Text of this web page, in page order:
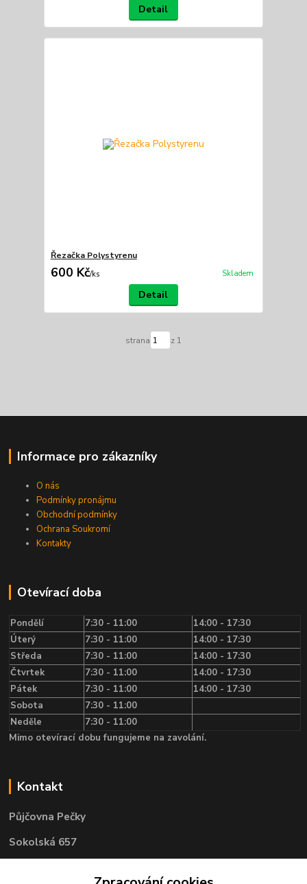
Detail
Řezačka Polystyrenu
600 Kč/ks Skladem
Detail
strana z 1
Informace pro zákazníky
O nás
Podmínky pronájmu
Obchodní podmínky
Ochrana Soukromí
Kontakty
Otevírací doba
Pondělí 7:30 - 11:00
14:00 - 17:30
Úterý
7:30 - 11:00
14:00 - 17:30
Středa
7:30 - 11:00
14:00 - 17:30
Čtvrtek
7:30 - 11:00
14:00 - 17:30
Pátek
7:30 - 11:00
14:00 - 17:30
Sobota
7:30 - 11:00
Neděle
7:30 - 11:00
Mimo otevírací dobu fungujeme na zavolání.
Kontakt
Půjčovna Pečky
Sokolská 657